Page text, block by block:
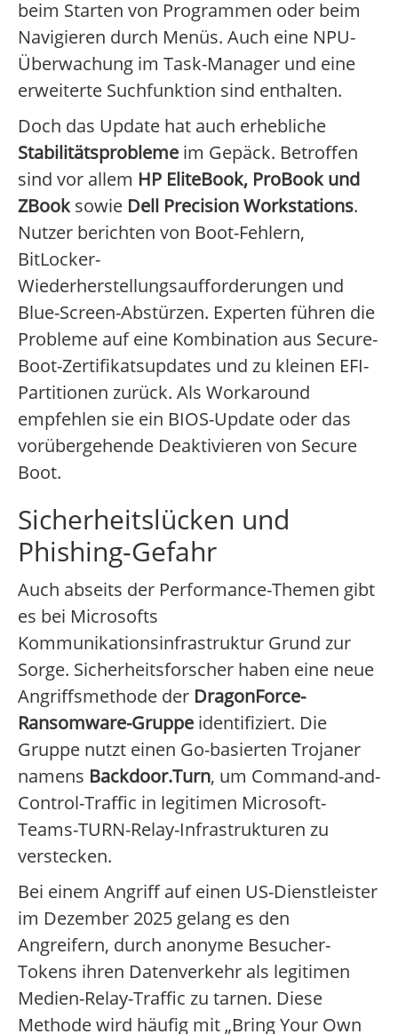
beim Starten von Programmen oder beim
Navigieren durch Menüs. Auch eine NPU-
Überwachung im Task-Manager und eine
erweiterte Suchfunktion sind enthalten.
Doch das Update hat auch erhebliche
Stabilitätsprobleme im Gepäck. Betroffen
sind vor allem HP EliteBook, ProBook und
ZBooksowie Dell Precision Workstations.
Nutzer berichten von Boot-Fehlern,
BitLocker-
Wiederherstellungsaufforderungen und
Blue-Screen-Abstürzen. Experten führen die
Probleme auf eine Kombination aus Secure-
Boot-Zertifikatsupdates und zu kleinen EFI-
Partitionen zurück. Als Workaround
empfehlen sie ein BIOS-Update oder das
vorübergehende Deaktivieren von Secure
Boot.
Sicherheitslücken und
Phishing-Gefahr
Auch abseits der Performance-Themen gibt
es bei Microsofts
Kommunikationsinfrastruktur Grund zur
Sorge. Sicherheitsforscher haben eine neue
Angriffsmethode der DragonForce-
Ransomware-Gruppe identifiziert. Die
Gruppe nutzt einen Go-basierten Trojaner
namens Backdoor.Turn, um Command-and-
Control-Traffic in legitimen Microsoft-
Teams-TURN-Relay-Infrastrukturen zu
verstecken.
Bei einem Angriff auf einen US-Dienstleister
im Dezember 2025 gelang es den
Angreifern, durch anonyme Besucher-
Tokens ihren Datenverkehr als legitimen
Medien-Relay-Traffic zu tarnen. Diese
Methode wird häufig mit „Bring Your Own